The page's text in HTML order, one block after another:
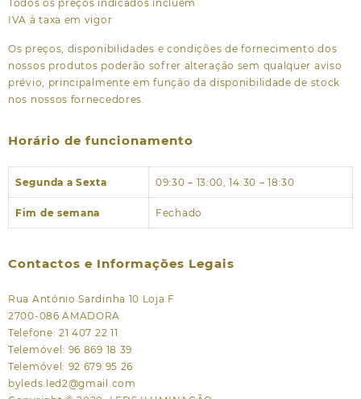
Todos os preços indicados incluem
IVA à taxa em vigor
Os preços, disponibilidades e condições de fornecimento dos
nossos produtos poderão sofrer alteração sem qualquer aviso
prévio, principalmente em função da disponibilidade de stock
nos nossos fornecedores.
Horário de funcionamento
Segunda a Sexta 09:30 – 13:00, 14:30 – 18:30
Fim de semana Fechado
Contactos e Informações Legais
Rua António Sardinha 10 Loja F
2700-086 AMADORA
Telefone: 21 407 22 11
Telemóvel: 96 869 18 39
Telemóvel: 92 679 95 26
byleds.led2@gmail.com